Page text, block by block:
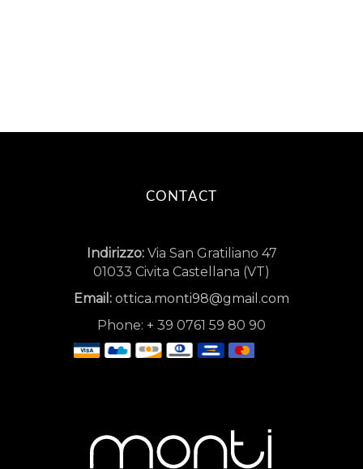
CONTACT
Indirizzo:Via San Gratiliano 47
01033 Civita Castellana (VT)
Email: ottica.monti98@gmail.com
Phone: + 39 0761 59 80 90